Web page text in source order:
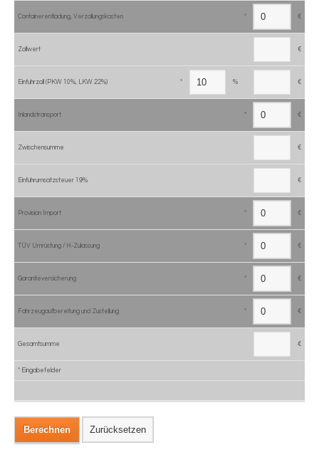
Containerentladung, Verzollungskosten * €
Zollwert €
Einfuhrzoll (PKW 10%, LKW 22%) * % €
Inlandstransport * €
Zwischensumme €
Einfuhrumsatzsteuer 19% €
Provision Import * €
TÜV Umrüstung / H-Zulassung * €
Garantieversicherung * €
Fahrzeugaufbereitung und Zustellung * €
Gesamtsumme €
* Eingabefelder